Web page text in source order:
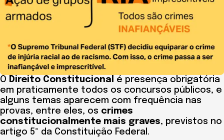
O Direito Constitucional
é presença obrigatória
em praticamente todos os concursos públicos, e
alguns temas aparecem com frequência nas
provas, entre eles, os crimes
constitucionalmente mais graves, previstos no
artigo 5º da Constituição Federal.